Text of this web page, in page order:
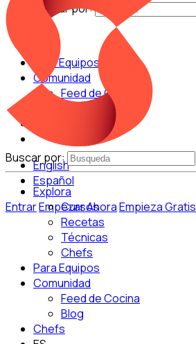
Buscar por:
Para Equipos
Comunidad
Feed de Cocina
English
Español
EntrarEmpezar AhoraEmpieza Gratis
Buscar por:
Explora
Cursos
Recetas
Técnicas
Chefs
Para Equipos
Comunidad
Feed de Cocina
Blog
Chefs